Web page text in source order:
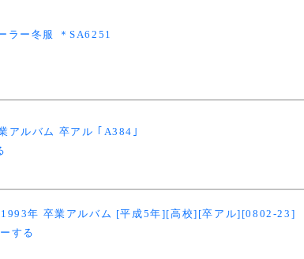
ラー冬服 ＊SA6251
ルバム 卒アル ｢A384｣
年 卒業アルバム [平成5年][高校][卒アル][0802-23]
する